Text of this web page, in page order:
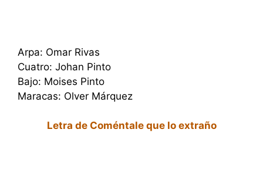
Arpa: Omar Rivas
Cuatro: Johan Pinto
Bajo: Moises Pinto
Maracas: Olver Márquez
Letra de Coméntale que lo extraño